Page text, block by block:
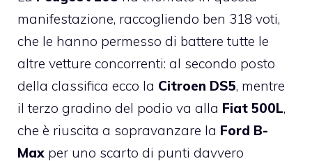
manifestazione, raccogliendo ben 318 voti,
che le hanno permesso di battere tutte le
altre vetture concorrenti: al secondo posto
della classifica ecco la Citroen DS5, mentre
il terzo gradino del podio va alla Fiat 500L,
che è riuscita a sopravanzare la Ford B-
Max per uno scarto di punti davvero